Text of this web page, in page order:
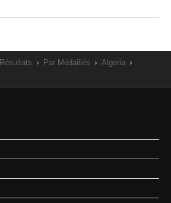
Résultats Par Médaillés
Algeria